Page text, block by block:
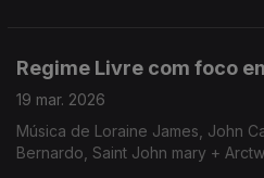
Regime Livre com foco
19 mar. 2026
Música de Loraine James, John
Bernardo, Saint John mary +